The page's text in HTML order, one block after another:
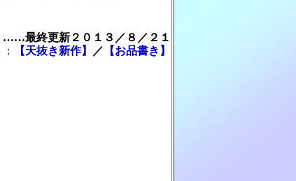
……最終更新２０１３／８／２１
【天抜き新作】 ／ 【お品書き】